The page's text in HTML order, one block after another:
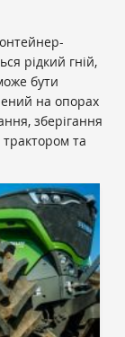
рідкий гній,
бути
на опорах
зберігання
та